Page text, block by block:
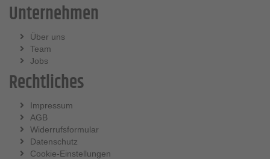
Unternehmen
Über uns
Team
Jobs
Rechtliches
Impressum
AGB
Widerrufsformular
Datenschutz
Cookie-Einstellungen